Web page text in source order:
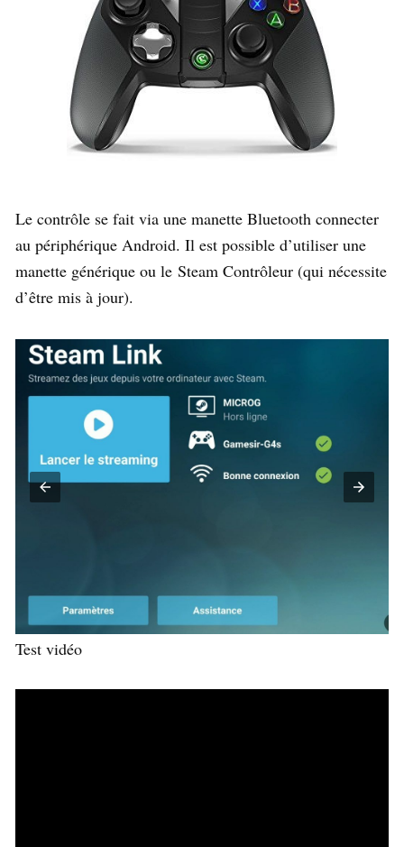
Le contrôle se fait via une manette Bluetooth connecter
au périphérique Android. Il est possible d’utiliser une
manette générique ou le Steam Contrôleur (qui nécessite
d’être mis à jour).
Test vidéo